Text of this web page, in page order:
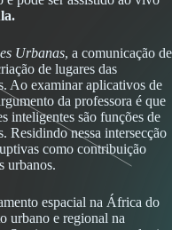
Urbanas, a comunicação de
de lugares das
Ao examinar aplicativos de
da professora é que
inteligentes são funções de
Residindo nessa intersecção
como contribuição
urbanos.
espacial na África do
urbano e regional na